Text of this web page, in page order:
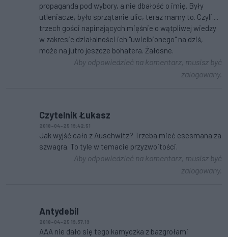
propaganda pod wybory, a nie dbałość o imię. Były
utleniacze, było sprzątanie ulic, teraz mamy to. Czyli....
trzech gości napinających mięśnie o wątpliwej wiedzy
w zakresie działalności ich "uwielbionego" na dziś,
może na jutro jeszcze bohatera. Żałosne.
Aby odpowiedzieć na komentarz, musisz być
zalogowany.
Czytelnik Łukasz
2018-04-25 19:42:51
Jak wyjść cało z Auschwitz? Trzeba mieć esesmana za
szwagra. To tyle w temacie przyzwoitości.
Aby odpowiedzieć na komentarz, musisz być
zalogowany.
Antydebil
2018-04-25 19:37:19
AAA nie dało się tego kamyczka z bazgrołami